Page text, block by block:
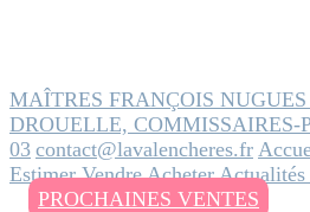
MAÎTRES FRANÇOIS
DROUELLE, COMMISSAIRES-
03 contact@lavalencheres.fr
EstimerVendreAcheterActualités
PROCHAINES VENTES